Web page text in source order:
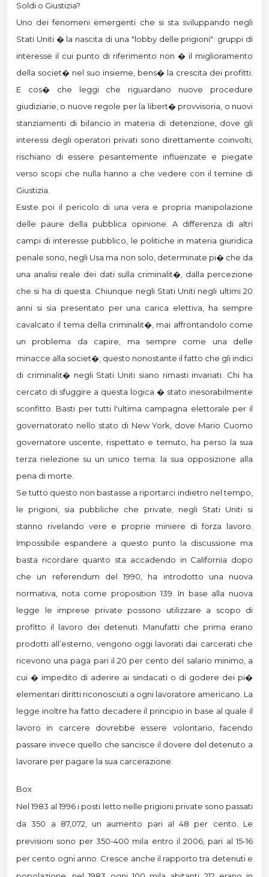
Soldi o Giustizia?
Uno dei fenomeni emergenti che si sta sviluppando negli
Stati Uniti � la nascita di una "lobby delle prigioni": gruppi di
interesse il cui punto di riferimento non � il miglioramento
della societ� nel suo insieme, bens� la crescita dei profitti.
E cos� che leggi che riguardano nuove procedure
giudiziarie, o nuove regole per la libert� provvisoria, o nuovi
stanziamenti di bilancio in materia di detenzione, dove gli
interessi degli operatori privati sono direttamente coinvolti,
rischiano di essere pesantemente influenzate e piegate
verso scopi che nulla hanno a che vedere con il temine di
Giustizia.
Esiste poi il pericolo di una vera e propria manipolazione
delle paure della pubblica opinione. A differenza di altri
campi di interesse pubblico, le politiche in materia giuridica
penale sono, negli Usa ma non solo, determinate pi� che da
una analisi reale dei dati sulla criminalit�, dalla percezione
che si ha di questa. Chiunque negli Stati Uniti negli ultimi 20
anni si sia presentato per una carica elettiva, ha sempre
cavalcato il tema della criminalit�, mai affrontandolo come
un problema da capire, ma sempre come una delle
minacce alla societ�; questo nonostante il fatto che gli indici
di criminalit� negli Stati Uniti siano rimasti invariati. Chi ha
cercato di sfuggire a questa logica � stato inesorabilmente
sconfitto. Basti per tutti l'ultima campagna elettorale per il
governatorato nello stato di New York, dove Mario Cuomo
governatore uscente, rispettato e temuto, ha perso la sua
terza rielezione su un unico tema: la sua opposizione alla
pena di morte.
Se tutto questo non bastasse a riportarci indietro nel tempo,
le prigioni, sia pubbliche che private, negli Stati Uniti si
stanno rivelando vere e proprie miniere di forza lavoro.
Impossibile espandere a questo punto la discussione ma
basta ricordare quanto sta accadendo in California dopo
che un referendum del 1990, ha introdotto una nuova
normativa, nota come proposition 139. In base alla nuova
legge le imprese private possono utilizzare a scopo di
profitto il lavoro dei detenuti. Manufatti che prima erano
prodotti all’esterno, vengono oggi lavorati dai carcerati che
ricevono una paga pari il 20 per cento del salario minimo, a
cui � impedito di aderire ai sindacati o di godere dei pi�
elementari diritti riconosciuti a ogni lavoratore americano. La
legge inoltre ha fatto decadere il principio in base al quale il
lavoro in carcere dovrebbe essere volontario, facendo
passare invece quello che sancisce il dovere del detenuto a
lavorare per pagare la sua carcerazione.
Box
Nel 1983 al 1996 i posti letto nelle prigioni private sono passati
da 350 a 87,072, un aumento pari al 48 per cento. Le
previsioni sono per 350-400 mila entro il 2006, pari al 15-16
per cento ogni anno. Cresce anche il rapporto tra detenuti e